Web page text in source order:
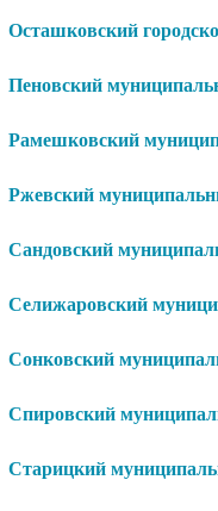
Осташковский
Пеновский
Рамешковский
Ржевский
Сандовский
Селижаровский
Сонковский
Спировский
Старицкий